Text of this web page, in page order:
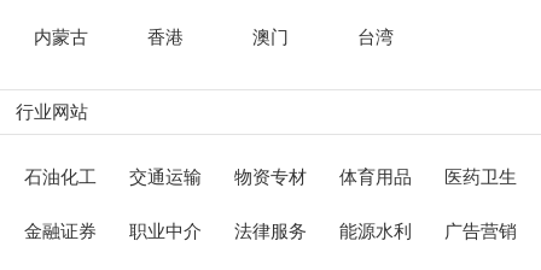
内蒙古 香港 澳门 台湾
行业网站
石油化工 交通运输 物资专材 体育用品 医药卫生
金融证券 职业中介 法律服务 能源水利 广告营销